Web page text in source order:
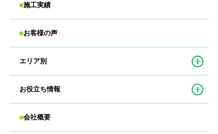
施工実績
お客様の声
エリア別
お役立ち情報
会社概要